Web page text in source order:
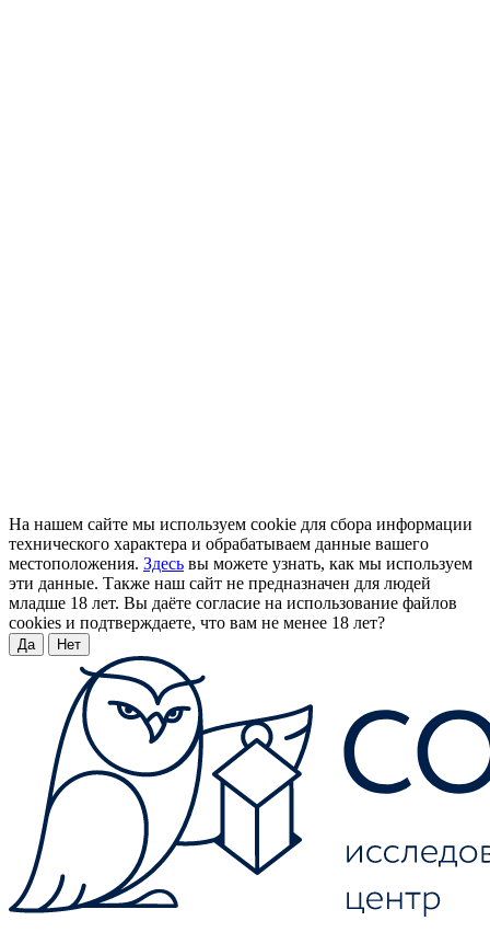
На нашем сайте мы используем cookie для сбора информации
технического характера и обрабатываем данные вашего
местоположения. Здесь вы можете узнать, как мы используем
эти данные. Также наш сайт не предназначен для людей
младше 18 лет. Вы даёте согласие на использование файлов
cookies и подтверждаете, что вам не менее 18 лет?
Да Нет